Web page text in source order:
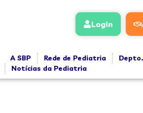
Login
A SBP Rede de Pediatria
Notícias da Pediatria